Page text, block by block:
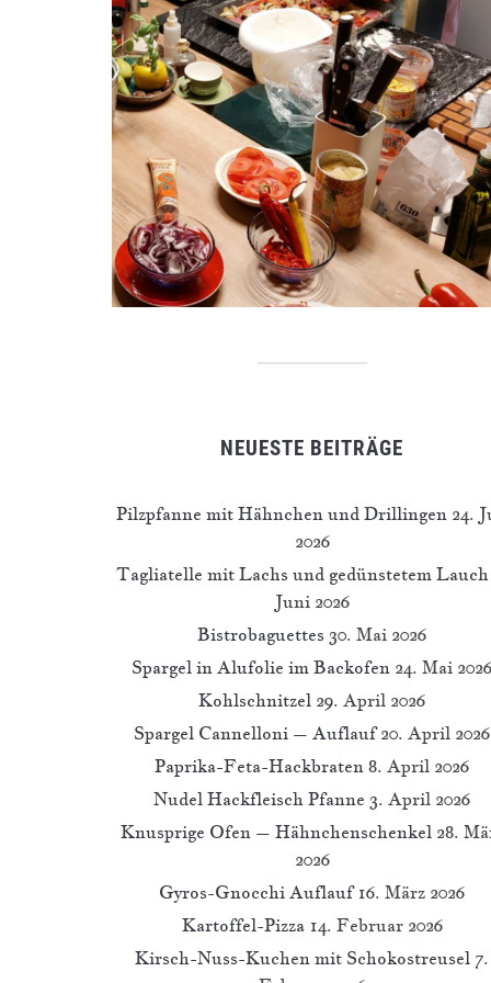
NEUESTE BEITRÄGE
Pilzpfanne mit Hähnchen und Drillingen 24.
2026
Tagliatelle mit Lachs und gedünstetem Lauch
Juni 2026
Bistrobaguettes 30. Mai 2026
Spargel in Alufolie im Backofen 24. Mai 2026
Kohlschnitzel 29. April 2026
Spargel Cannelloni – Auflauf 20. April 2026
Paprika-Feta-Hackbraten 8. April 2026
Nudel Hackfleisch Pfanne 3. April 2026
Knusprige Ofen – Hähnchenschenkel 28.
2026
Gyros-Gnocchi Auflauf 16. März 2026
Kartoffel-Pizza 14. Februar 2026
Kirsch-Nuss-Kuchen mit Schokostreusel 7.